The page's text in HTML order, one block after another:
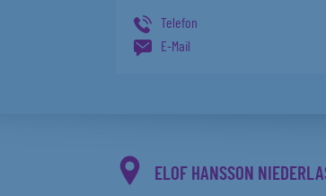
Telefon
E-Mail
ELOF HANSSON